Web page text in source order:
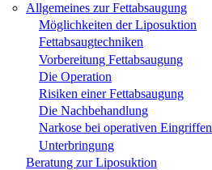
Allgemeines zur Fettabsaugung
Möglichkeiten der Liposuktion
Fettabsaugtechniken
Vorbereitung Fettabsaugung
Die Operation
Risiken einer Fettabsaugung
Die Nachbehandlung
Narkose bei operativen Eingriffen
Unterbringung
Beratung zur Liposuktion